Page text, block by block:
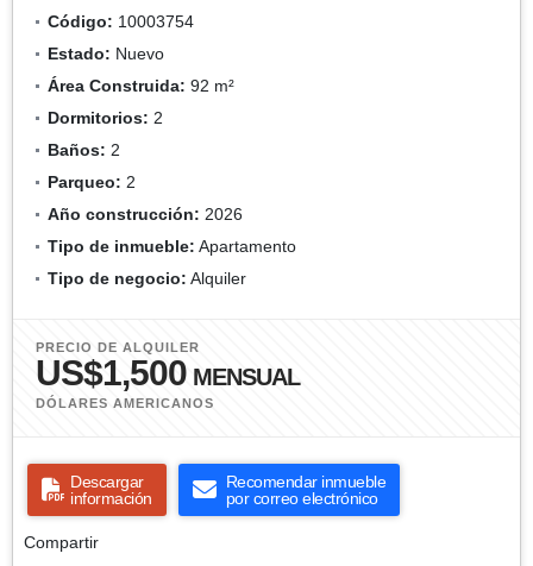
Código: 10003754
Estado: Nuevo
Área Construida: 92 m²
Dormitorios: 2
Baños: 2
Parqueo: 2
Año construcción: 2026
Tipo de inmueble: Apartamento
Tipo de negocio: Alquiler
PRECIO DE ALQUILER
US$1,500 MENSUAL
DÓLARES AMERICANOS
Descargar
información
Recomendar inmueble
por correo electrónico
Compartir